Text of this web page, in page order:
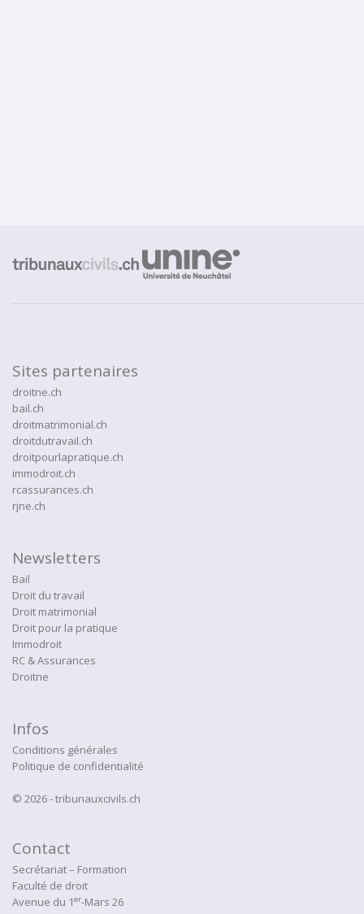
Sites partenaires
droitne.ch
bail.ch
droitmatrimonial.ch
droitdutravail.ch
droitpourlapratique.ch
immodroit.ch
rcassurances.ch
rjne.ch
Newsletters
Bail
Droit du travail
Droit matrimonial
Droit pour la pratique
Immodroit
RC & Assurances
Droitne
Infos
Conditions générales
Politique de confidentialité
© 2026 - tribunauxcivils.ch
Contact
Secrétariat – Formation
Faculté de droit
Avenue du 1er-Mars 26